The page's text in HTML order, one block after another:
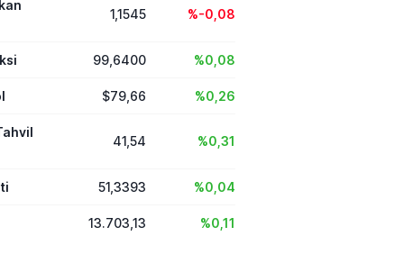
1,1545 %-0,08
99,6400 %0,08
$79,66 %0,26
41,54 %0,31
51,3393 %0,04
13.703,13 %0,11